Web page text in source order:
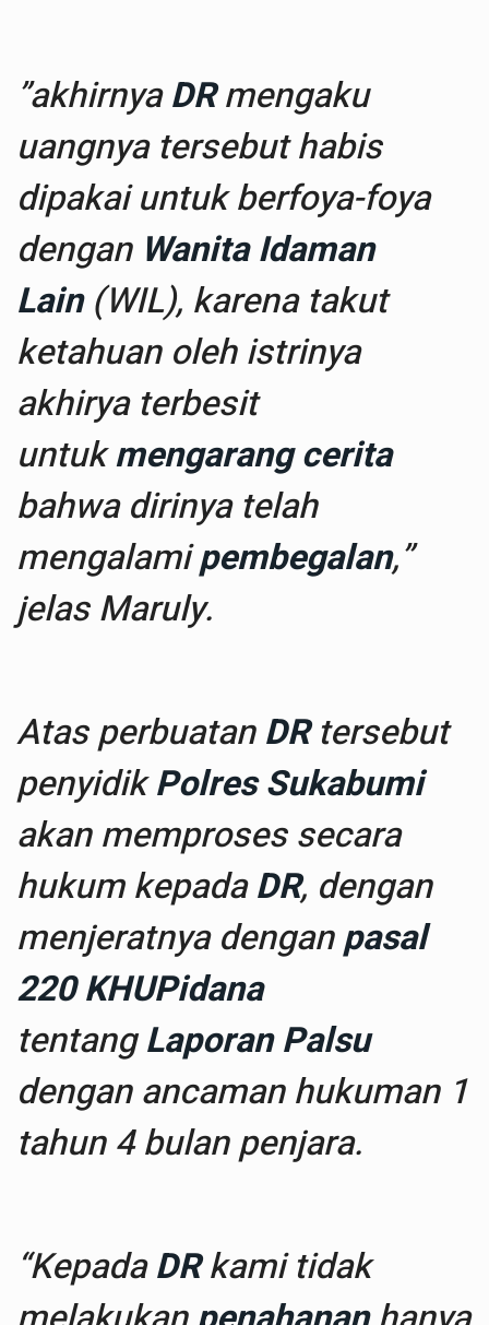
”akhirnyaDRmengaku
uangnya tersebut habis
dipakai untuk berfoya-foya
dengan Wanita Idaman
Lain(WIL), karena takut
ketahuan oleh istrinya
akhirya terbesit
untukmengarang cerita
bahwa dirinya telah
mengalamipembegalan,”
jelas Maruly.
Atas perbuatanDRtersebut
penyidikPolres Sukabumi
akan memproses secara
hukum kepadaDR, dengan
menjeratnya denganpasal
220 KHUPidana
tentangLaporan Palsu
dengan ancaman hukuman 1
tahun 4 bulan penjara.
“KepadaDRkami tidak